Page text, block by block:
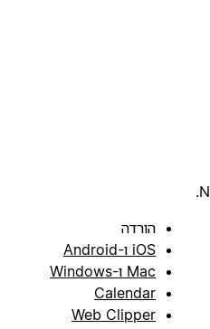
הורדה
iOS ו-Android
Mac ו-Windows
Calendar
Web Clipper